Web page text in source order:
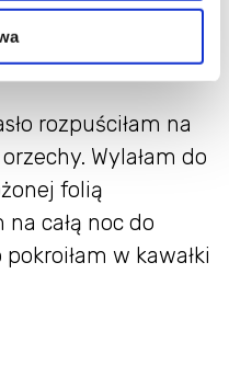
rozpuściłam na
Wylałam do
folią
całą noc do
w kawałki